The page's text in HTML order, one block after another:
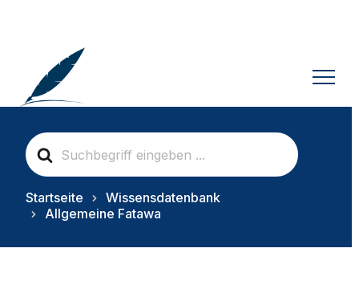
S
e
a
c
o
Startseite
Wissensdatenbank
Allgemeine Fatawa